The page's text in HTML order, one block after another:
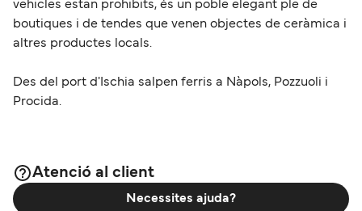
vehicles estan prohibits, és un poble elegant ple de
boutiques i de tendes que venen objectes de ceràmica i
altres productes locals.
Des del port d'Ischia salpen ferris a Nàpols, Pozzuoli i
Procida.
Atenció al client
Necessites ajuda?